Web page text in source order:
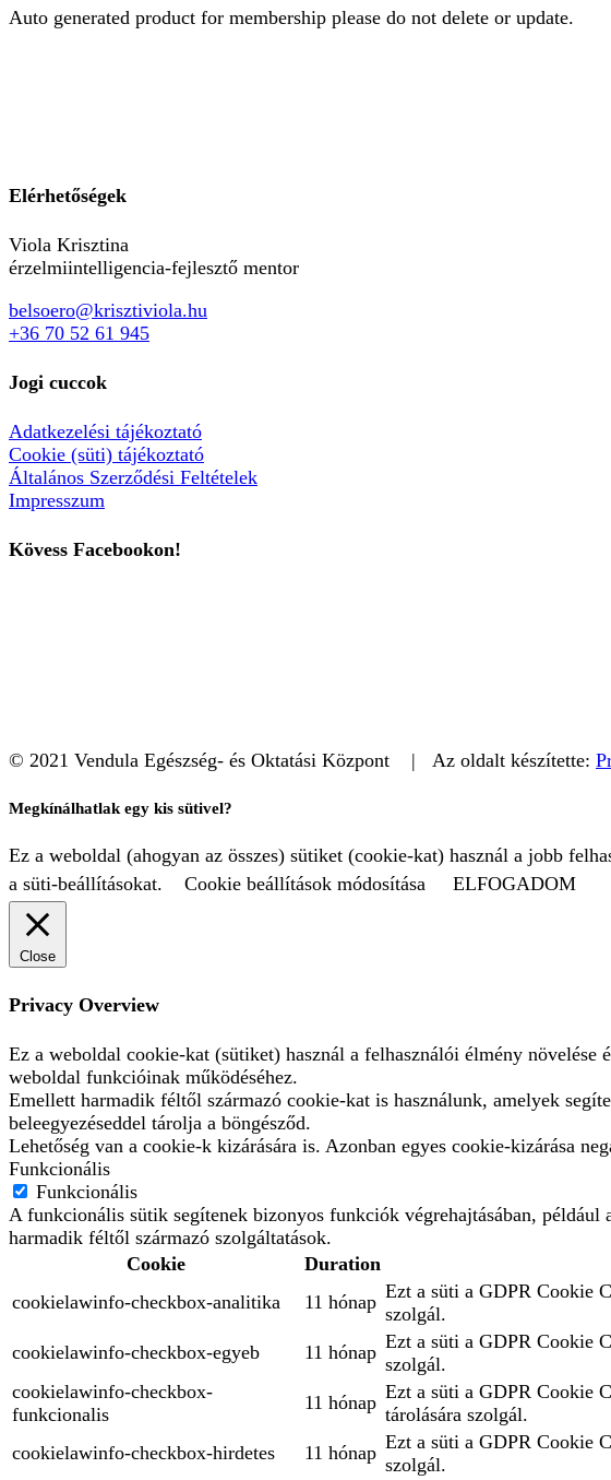
Auto generated product for membership please do not delete or update.
Elérhetőségek
Viola Krisztina
érzelmiintelligencia-fejlesztő mentor
belsoero@krisztiviola.hu
+36 70 52 61 945
Jogi cuccok
Adatkezelési tájékoztató
Cookie (süti) tájékoztató
Általános Szerződési Feltételek
Impresszum
Kövess Facebookon!
© 2021 Vendula Egészség- és Oktatási Központ | Az oldalt készítette:
Megkínálhatlak egy kis sütivel?
Ez a weboldal (ahogyan az összes) sütiket (cookie-kat) használ a jobb
a süti-beállításokat.
Cookie beállítások módosítása ELFOGADOM
Close
Privacy Overview
Ez a weboldal cookie-kat (sütiket) használ a felhasználói élmény növelése
weboldal funkcióinak működéséhez.
Emellett harmadik féltől származó cookie-kat is használunk, amelyek
beleegyezéseddel tárolja a böngésződ.
Lehetőség van a cookie-k kizárására is. Azonban egyes cookie-kizárása
Funkcionális
Funkcionális
A funkcionális sütik segítenek bizonyos funkciók végrehajtásában, például
harmadik féltől származó szolgáltatások.
Cookie
Duration
cookielawinfo-checkbox-analitika
11 hónap Ezt a süti a GDPR Cookie
szolgál.
cookielawinfo-checkbox-egyeb
11 hónap Ezt a süti a GDPR Cookie
szolgál.
cookielawinfo-checkbox-
funkcionalis
11 hónap Ezt a süti a GDPR Cookie
tárolására szolgál.
cookielawinfo-checkbox-hirdetes
11 hónap Ezt a süti a GDPR Cookie
szolgál.